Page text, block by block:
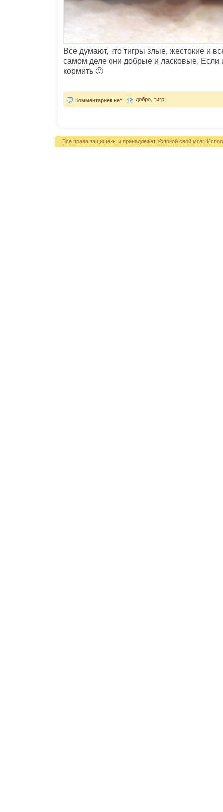
Все думают, что тигры злые, жестокие и
самом деле они добрые и ласковые. Если
кормить 🙂
Комментариев нет добро тигр
Все права защищены и принадлежат Успокой свой мозг.